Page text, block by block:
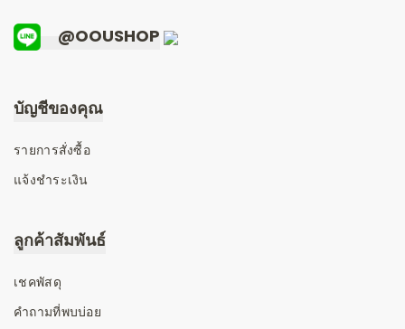
@OOUSHOP
บัญชีของคุณ
รายการสั่งซื้อ
แจ้งชำระเงิน
ลูกค้าสัมพันธ์
เชคพัสดุ
คำถามที่พบบ่อย